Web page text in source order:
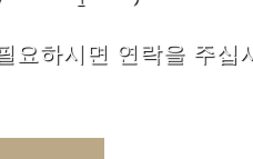
요하시면 연락을 주십